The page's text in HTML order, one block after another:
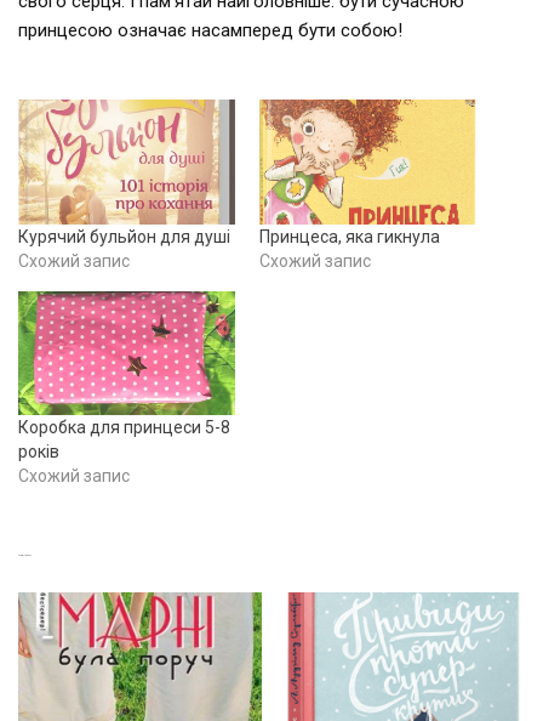
принцесою означає насамперед бути собою!
Курячий бульйон для душі
Схожий запис
Принцеса, яка гикнула
Схожий запис
Коробка для принцеси 5-8
років
Схожий запис